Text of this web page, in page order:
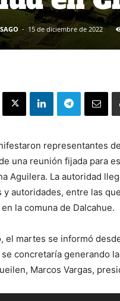
- 15 de diciembre de 2022
representantes
una reunión fijada para
Aguilera. La autoridad
y autoridades, entre las
la comuna de Dalcahue.
el martes se informó
concretaría generando
Marcos Vargas,